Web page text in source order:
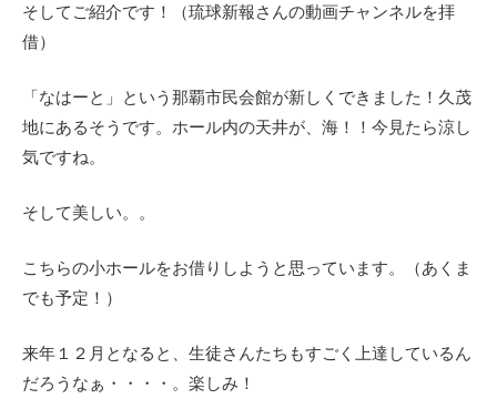
そしてご紹介です！（琉球新報さんの動画チャンネルを拝
借）
「なはーと」という那覇市民会館が新しくできました！久茂
地にあるそうです。ホール内の天井が、海！！今見たら涼し
気ですね。
そして美しい。。
こちらの小ホールをお借りしようと思っています。（あくま
でも予定！）
来年１２月となると、生徒さんたちもすごく上達しているん
だろうなぁ・・・・。楽しみ！